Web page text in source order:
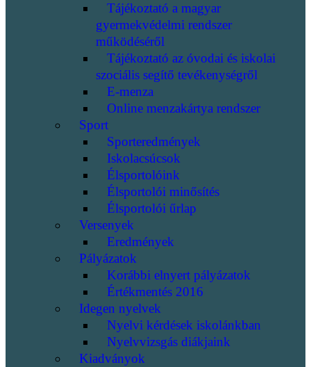
Tájékoztató a magyar
gyermekvédelmi rendszer
működéséről
Tájékoztató az óvodai és iskolai
szociális segítő tevékenységről
E-menza
Online menzakártya rendszer
Sport
Sporteredmények
Iskolacsúcsok
Élsportolóink
Élsportolói minősítés
Élsportolói űrlap
Versenyek
Eredmények
Pályázatok
Korábbi elnyert pályázatok
Értékmentés 2016
Idegen nyelvek
Nyelvi kérdések iskolánkban
Nyelvvizsgás diákjaink
Kiadványok